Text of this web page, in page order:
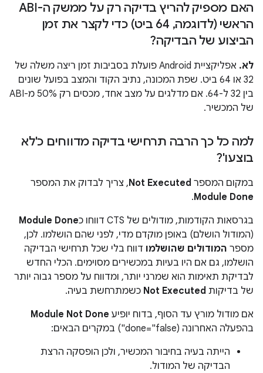
האם מספיק להריץ בדיקה רק על ממשק ה-ABI
הראשי (לדוגמה,
64 ביט) כדי לקצר את זמן
הביצוע של הבדיקה?
לא.
אפליקציית Android פועלת בסביבות זמן ריצה משלה של
32 או 64 ביט. שפת המכונה, נתיב הקוד והמצב בפועל שונים
בין 32 ל-64. אם מדלגים על מצב אחד, מכסים רק 50% מ-ABI
של המכשיר.
למה כל כך הרבה תרחישי בדיקה מדווחים כ'לא
בוצעו'?
במקום המספר Not Executed, צריך לבדוק את המספר
Module Done
.
בגרסאות הקודמות, מודולים של CTS דווחו כ
Module Done
(המודול הושלם) באופן מוקדם מדי, לפני שהם הושלמו. לכן,
מספר המודולים שהושלמו דווח בלי שכל תרחישי הבדיקה
הושלמו, גם אם היו בעיות במכשירים מסוימים. הכלי החדש
לבדיקת תאימות הוא שמרני יותר, ומדווח על מספר גבוה יותר
של בדיקות Not Executed כשמתרחשת בעיה.
אם מודול מורץ עד הסוף, בדוח יופיע Module Not Done
בהפעלה האחרונה (done="false") במקרים הבאים:
הייתה בעיה בחיבור המכשיר, ולכן הופסקה הרצת
הבדיקה של המודול.